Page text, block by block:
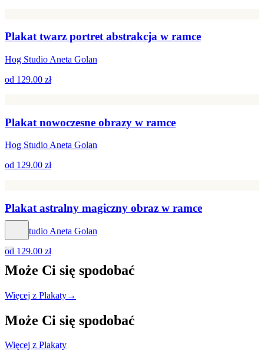
Plakat twarz portret abstrakcja w ramce
Hog Studio Aneta Golan
od 129.00 zł
Plakat nowoczesne obrazy w ramce
Hog Studio Aneta Golan
od 129.00 zł
Plakat astralny magiczny obraz w ramce
Hog Studio Aneta Golan
od 129.00 zł
Może Ci się spodobać
Więcej z Plakaty→
Może Ci się spodobać
Więcej z Plakaty